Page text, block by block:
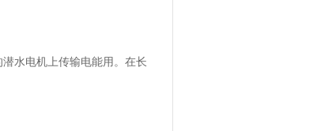
水电机上传输电能用。在长